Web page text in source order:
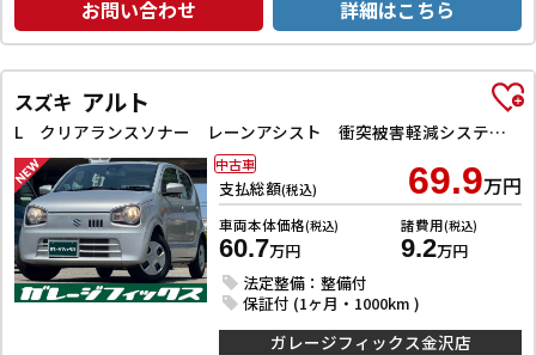
お問い合わせ 詳細はこちら
スズキ アルト
L クリアランスソナー レーンアシスト 衝突被害軽減システム オートライト キーレスエントリー アイドリングストップ 電動格納ミラー シートヒーター CVT 盗難防止システム ABS ESC CD
支払総額(税込) 69.9万円
車両本体価格(税込)
60.7万円
諸費用(税込)
9.2万円
法定整備：整備付
保証付 (1ヶ月・1000km )
中古車
ガレージフィックス金沢店